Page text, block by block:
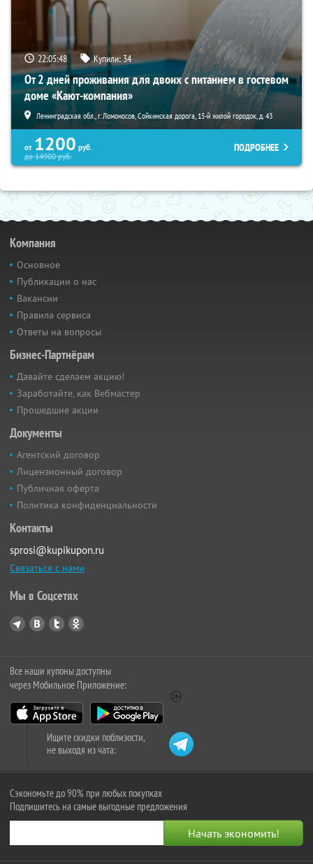
22:05:47 Купили:34
От 2 дней проживания для двоих с питанием в гостевом
доме «Кают-компания»
Ленинградская обл., г. Ломоносов, Сойкинская дорога, 15-й жилой городок, д. 43
от 1200 руб.
до14900руб.
ПОДРОБНЕЕ
Компания
Основное
Публикации о нас
Вакансии
Правила сервиса
Ответы на вопросы
Бизнес-Партнёрам
Давайте сделаем акцию!
Заработайте, как Вебмастер
Прошедшие акции
Документы
Агентский договор
Лицензионный договор
Публичная оферта
Политика конфиденциальности
Контакты
sprosi@kupikupon.ru
Связаться с нами
Мы в Соцсетях
Все наши купоны доступны
через Мобильное Приложение:
Ищите скидки поблизости,
не выходя из чата:
Сэкономьте до 90% при любых покупках
Подпишитесь на самые выгодные предложения